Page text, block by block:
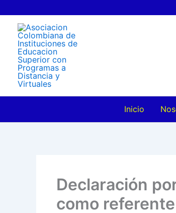
contenido
Inicio
Declaración
como